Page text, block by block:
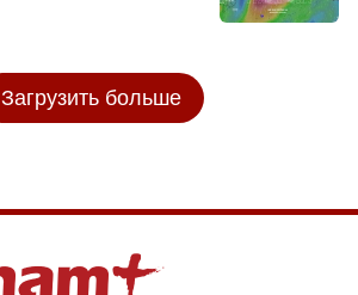
Загрузить больше